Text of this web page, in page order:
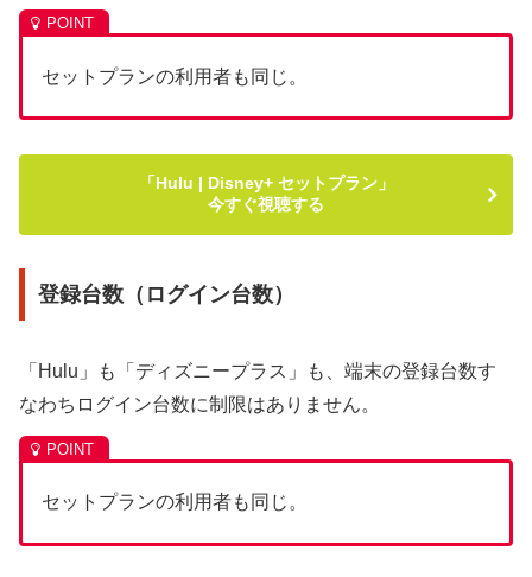
セットプランの利用者も同じ。
「Hulu | Disney+ セットプラン」
今すぐ視聴する
登録台数（ログイン台数）
「Hulu」も「ディズニープラス」も、端末の登録台数す
なわちログイン台数に制限はありません。
セットプランの利用者も同じ。